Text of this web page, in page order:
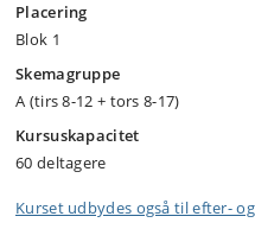
Placering
Blok 1
Skemagruppe
A (tirs 8-12 + tors 8-17)
Kursuskapacitet
60 deltagere
Kurset udbydes også til efter-